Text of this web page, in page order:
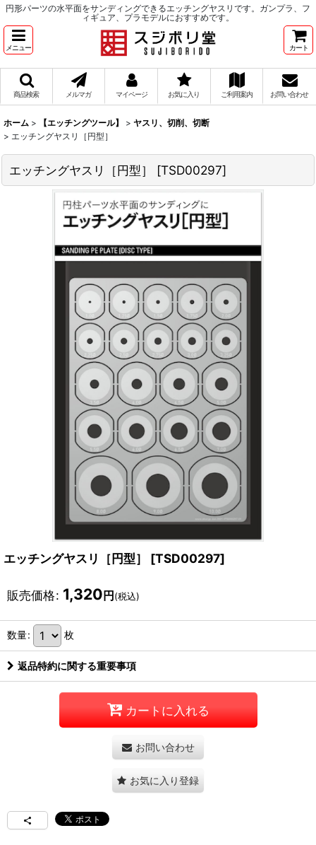
円形パーツの水平面をサンディングできるエッチングヤスリです。ガンプラ、フ
ィギュア、プラモデルにおすすめです。
メニュー カート
商品検索 メルマガ マイページ お気に入り ご利用案内 お問い合わせ
ホーム > 【エッチングツール】 > ヤスリ、切削、切断
> エッチングヤスリ［円型］
エッチングヤスリ［円型］ [TSD00297]
エッチングヤスリ［円型］ [TSD00297]
販売価格: 1,320 円 (税込)
数量: 枚
返品特約に関する重要事項
カートに入れる
お問い合わせ
お気に入り登録